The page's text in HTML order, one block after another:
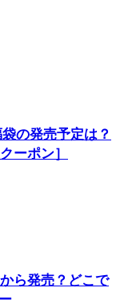
の発売予定は？
ーポン］
ら発売？どこで